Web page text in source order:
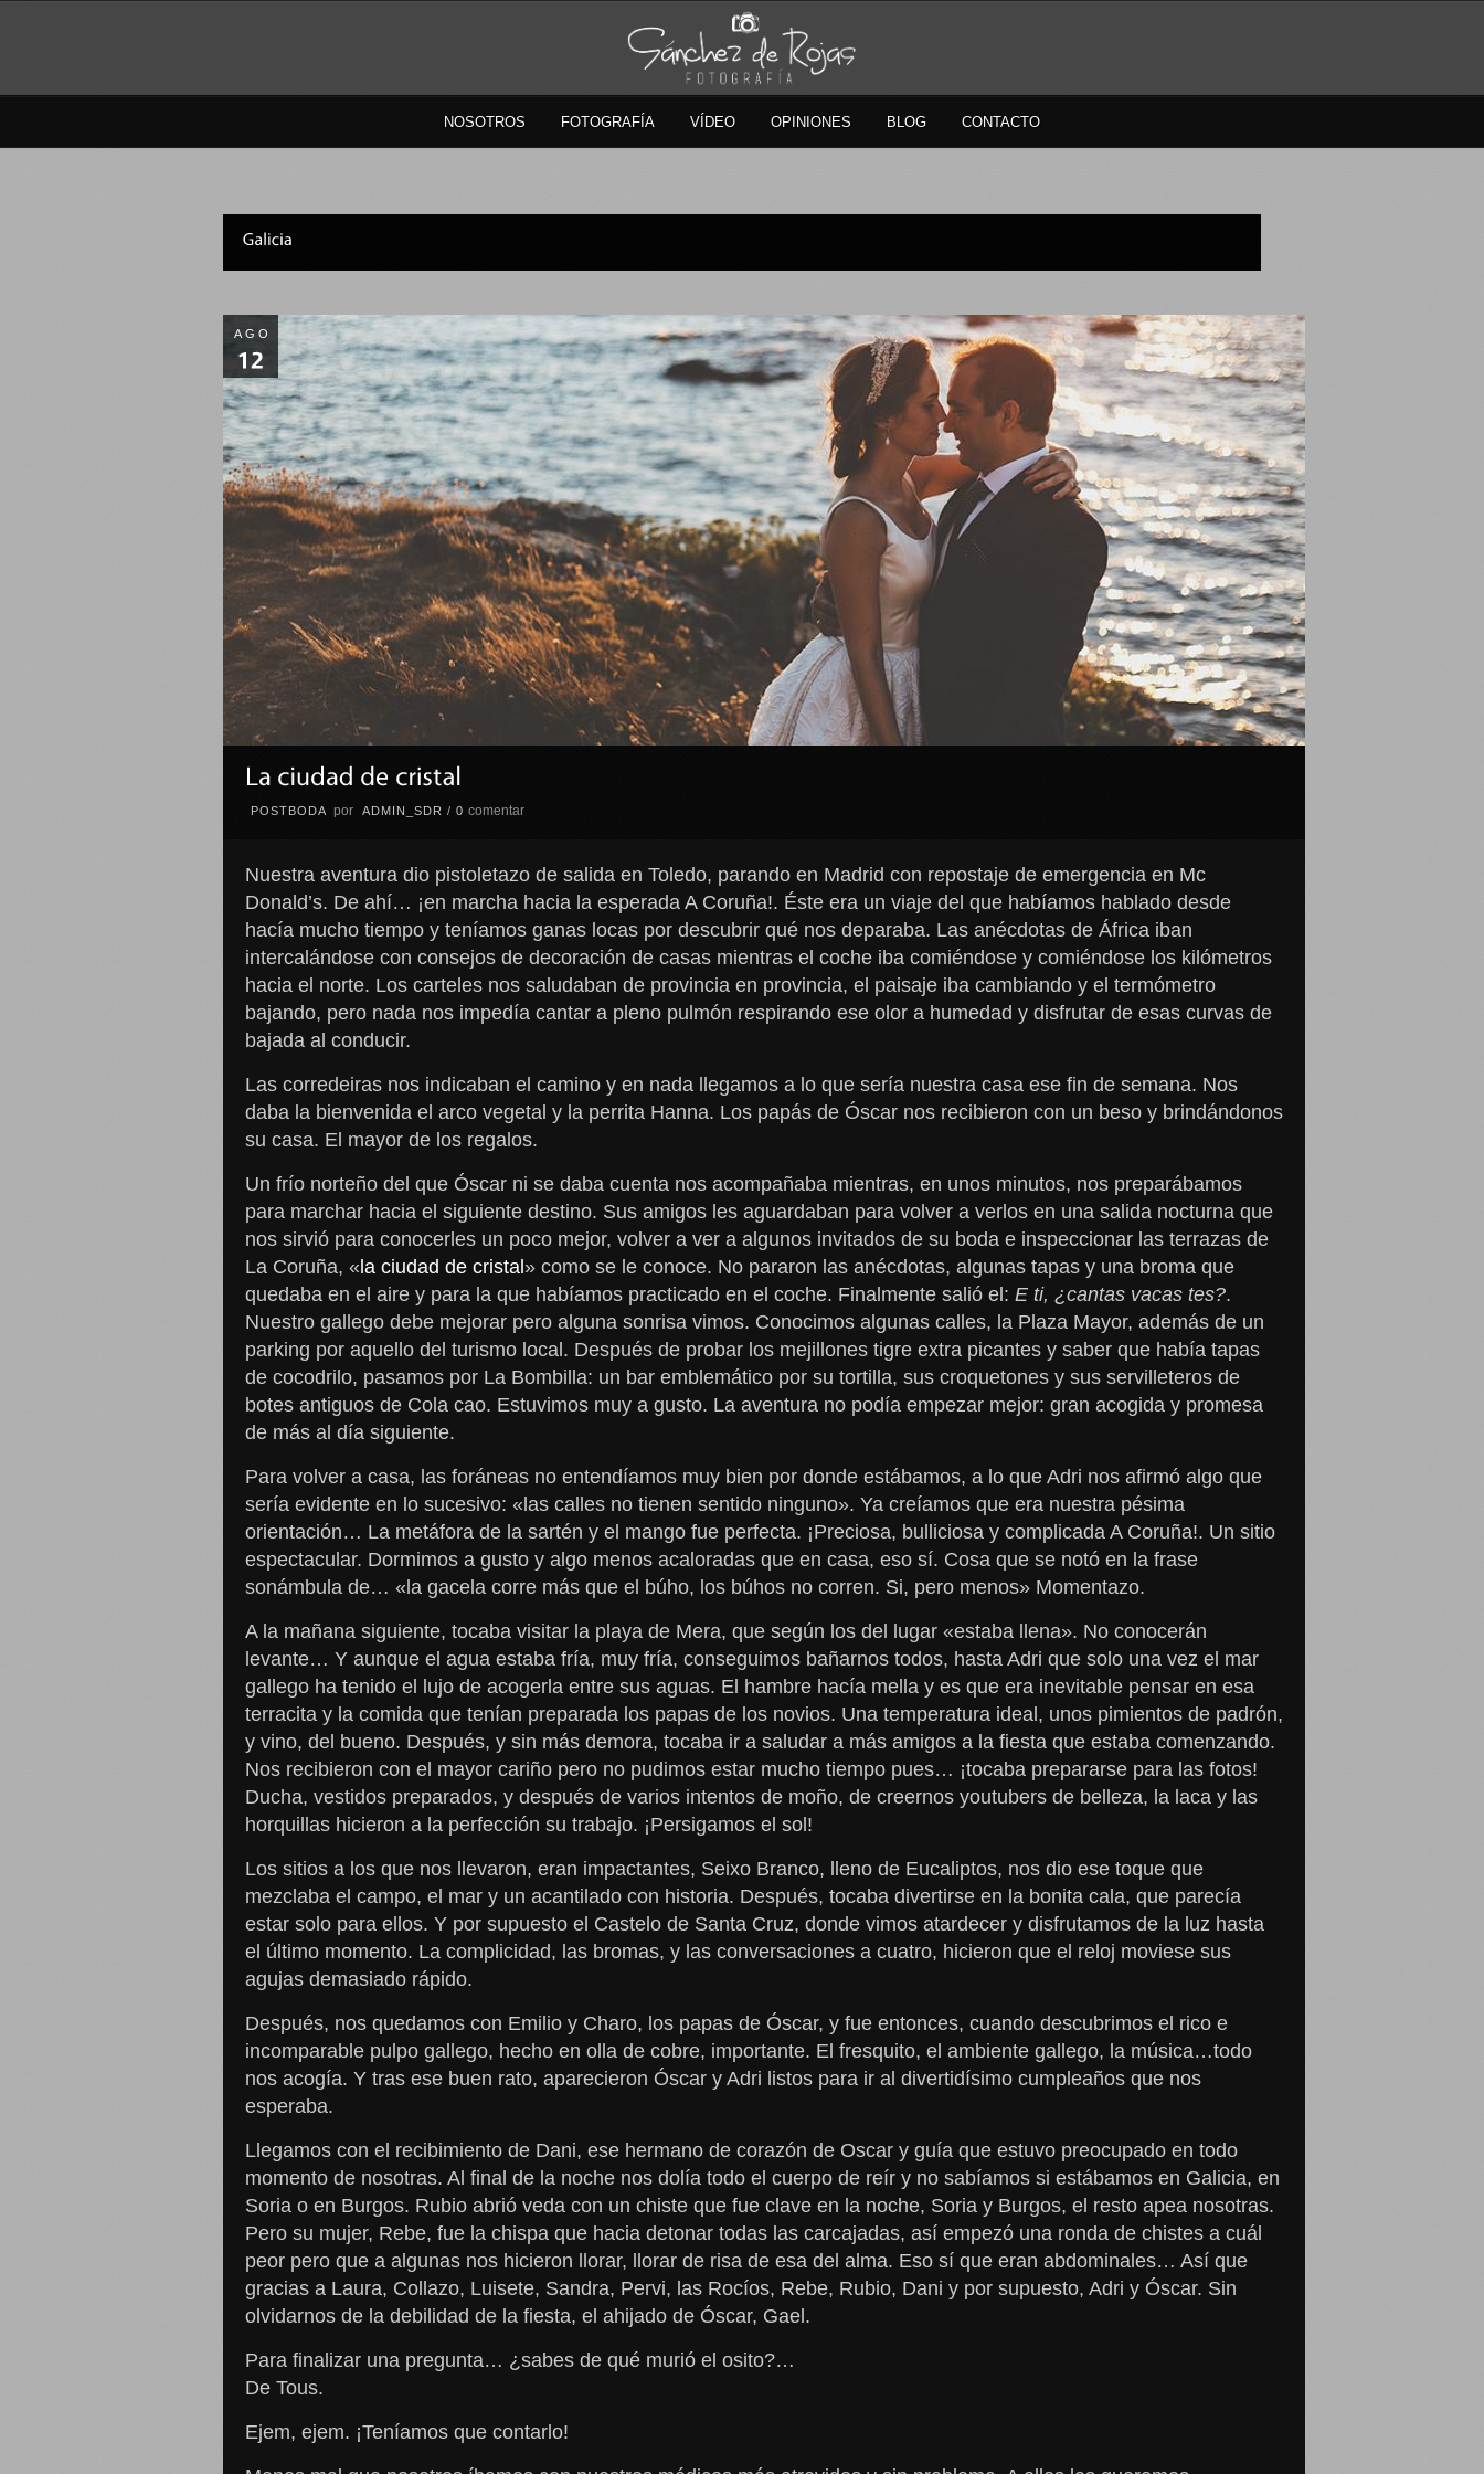
NOSOTROS FOTOGRAFÍA VÍDEO OPINIONES BLOG CONTACTO
AGO
POSTBODA por ADMIN_SDR / 0 comentar
Nuestra aventura dio pistoletazo de salida en Toledo, parando en Madrid con repostaje de emergencia en Mc
Donald’s. De ahí… ¡en marcha hacia la esperada A Coruña!. Éste era un viaje del que habíamos hablado desde
hacía mucho tiempo y teníamos ganas locas por descubrir qué nos deparaba. Las anécdotas de África iban
intercalándose con consejos de decoración de casas mientras el coche iba comiéndose y comiéndose los kilómetros
hacia el norte. Los carteles nos saludaban de provincia en provincia, el paisaje iba cambiando y el termómetro
bajando, pero nada nos impedía cantar a pleno pulmón respirando ese olor a humedad y disfrutar de esas curvas de
bajada al conducir.
Las corredeiras nos indicaban el camino y en nada llegamos a lo que sería nuestra casa ese fin de semana. Nos
daba la bienvenida el arco vegetal y la perrita Hanna. Los papás de Óscar nos recibieron con un beso y brindándonos
su casa. El mayor de los regalos.
Un frío norteño del que Óscar ni se daba cuenta nos acompañaba mientras, en unos minutos, nos preparábamos
para marchar hacia el siguiente destino. Sus amigos les aguardaban para volver a verlos en una salida nocturna que
nos sirvió para conocerles un poco mejor, volver a ver a algunos invitados de su boda e inspeccionar las terrazas de
La Coruña, «la ciudad de cristal» como se le conoce. No pararon las anécdotas, algunas tapas y una broma que
quedaba en el aire y para la que habíamos practicado en el coche. Finalmente salió el: E ti, ¿cantas vacas tes?.
Nuestro gallego debe mejorar pero alguna sonrisa vimos. Conocimos algunas calles, la Plaza Mayor, además de un
parking por aquello del turismo local. Después de probar los mejillones tigre extra picantes y saber que había tapas
de cocodrilo, pasamos por La Bombilla: un bar emblemático por su tortilla, sus croquetones y sus servilleteros de
botes antiguos de Cola cao. Estuvimos muy a gusto. La aventura no podía empezar mejor: gran acogida y promesa
de más al día siguiente.
Para volver a casa, las foráneas no entendíamos muy bien por donde estábamos, a lo que Adri nos afirmó algo que
sería evidente en lo sucesivo: «las calles no tienen sentido ninguno». Ya creíamos que era nuestra pésima
orientación… La metáfora de la sartén y el mango fue perfecta. ¡Preciosa, bulliciosa y complicada A Coruña!. Un sitio
espectacular. Dormimos a gusto y algo menos acaloradas que en casa, eso sí. Cosa que se notó en la frase
sonámbula de… «la gacela corre más que el búho, los búhos no corren. Si, pero menos» Momentazo.
A la mañana siguiente, tocaba visitar la playa de Mera, que según los del lugar «estaba llena». No conocerán
levante… Y aunque el agua estaba fría, muy fría, conseguimos bañarnos todos, hasta Adri que solo una vez el mar
gallego ha tenido el lujo de acogerla entre sus aguas. El hambre hacía mella y es que era inevitable pensar en esa
terracita y la comida que tenían preparada los papas de los novios. Una temperatura ideal, unos pimientos de padrón,
y vino, del bueno. Después, y sin más demora, tocaba ir a saludar a más amigos a la fiesta que estaba comenzando.
Nos recibieron con el mayor cariño pero no pudimos estar mucho tiempo pues… ¡tocaba prepararse para las fotos!
Ducha, vestidos preparados, y después de varios intentos de moño, de creernos youtubers de belleza, la laca y las
horquillas hicieron a la perfección su trabajo. ¡Persigamos el sol!
Los sitios a los que nos llevaron, eran impactantes, Seixo Branco, lleno de Eucaliptos, nos dio ese toque que
mezclaba el campo, el mar y un acantilado con historia. Después, tocaba divertirse en la bonita cala, que parecía
estar solo para ellos. Y por supuesto el Castelo de Santa Cruz, donde vimos atardecer y disfrutamos de la luz hasta
el último momento. La complicidad, las bromas, y las conversaciones a cuatro, hicieron que el reloj moviese sus
agujas demasiado rápido.
Después, nos quedamos con Emilio y Charo, los papas de Óscar, y fue entonces, cuando descubrimos el rico e
incomparable pulpo gallego, hecho en olla de cobre, importante. El fresquito, el ambiente gallego, la música…todo
nos acogía. Y tras ese buen rato, aparecieron Óscar y Adri listos para ir al divertidísimo cumpleaños que nos
esperaba.
Llegamos con el recibimiento de Dani, ese hermano de corazón de Oscar y guía que estuvo preocupado en todo
momento de nosotras. Al final de la noche nos dolía todo el cuerpo de reír y no sabíamos si estábamos en Galicia, en
Soria o en Burgos. Rubio abrió veda con un chiste que fue clave en la noche, Soria y Burgos, el resto apea nosotras.
Pero su mujer, Rebe, fue la chispa que hacia detonar todas las carcajadas, así empezó una ronda de chistes a cuál
peor pero que a algunas nos hicieron llorar, llorar de risa de esa del alma. Eso sí que eran abdominales… Así que
gracias a Laura, Collazo, Luisete, Sandra, Pervi, las Rocíos, Rebe, Rubio, Dani y por supuesto, Adri y Óscar. Sin
olvidarnos de la debilidad de la fiesta, el ahijado de Óscar, Gael.
Para finalizar una pregunta… ¿sabes de qué murió el osito?…
De Tous.
Ejem, ejem. ¡Teníamos que contarlo!